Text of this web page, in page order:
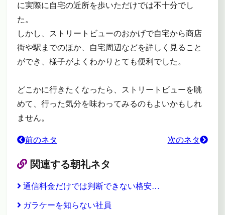
に実際に自宅の近所を歩いただけでは不十分でし
た。
しかし、ストリートビューのおかげで自宅から商店
街や駅までのほか、自宅周辺などを詳しく見ること
ができ、様子がよくわかりとても便利でした。
どこかに行きたくなったら、ストリートビューを眺
めて、行った気分を味わってみるのもよいかもしれ
ません。
前のネタ
次のネタ
関連する朝礼ネタ
通信料金だけでは判断できない格安…
ガラケーを知らない社員